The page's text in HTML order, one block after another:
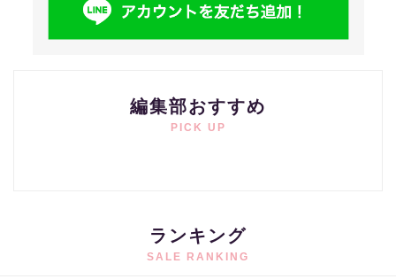
編集部おすすめ
PICK UP
ランキング
SALE RANKING